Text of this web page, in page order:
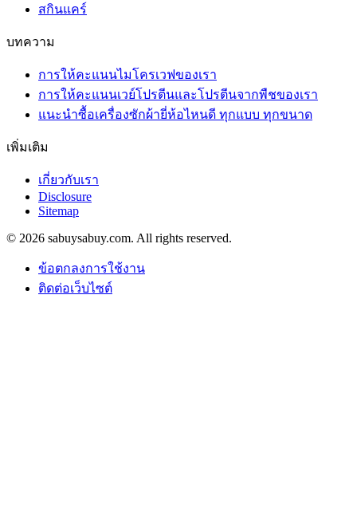
สกินแคร์
บทความ
การให้คะแนนไมโครเวฟของเรา
การให้คะแนนเวย์โปรตีนและโปรตีนจากพืชของเรา
แนะนำซื้อเครื่องซักผ้ายี่ห้อไหนดี ทุกแบบ ทุกขนาด
เพิ่มเติม
เกี่ยวกับเรา
Disclosure
Sitemap
© 2026 sabuysabuy.com. All rights reserved.
ข้อตกลงการใช้งาน
ติดต่อเว็บไซต์